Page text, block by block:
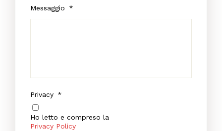
Messaggio *
Privacy *
Ho letto e compreso la
Privacy Policy